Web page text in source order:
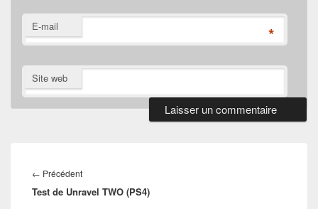
E-mail *
Site web
de
l’article
← PrécédentArticle
précédent :
Test de Unravel TWO (PS4)